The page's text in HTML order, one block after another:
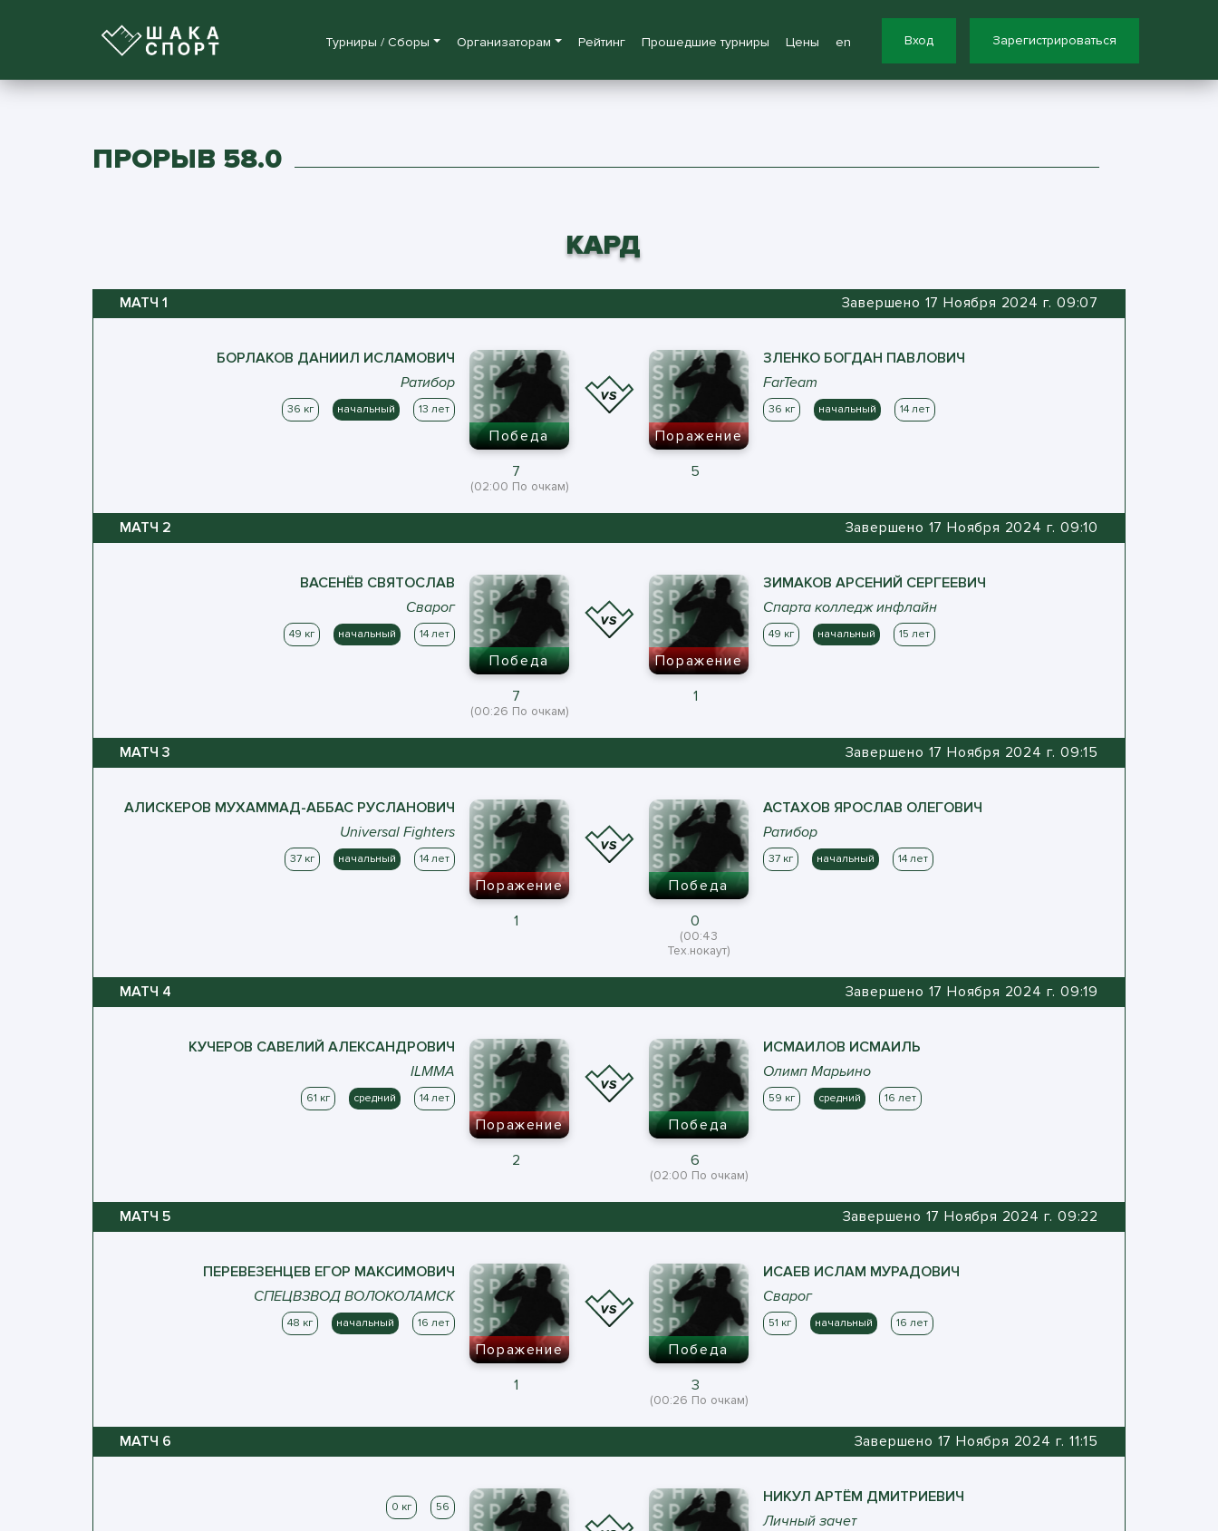
Турниры / Сборы Организаторам Рейтинг Прошедшие турниры Цены en Вход Зарегистрироваться
ПРОРЫВ 58.0
КАРД
МАТЧ 1 Завершено 17 Ноября 2024 г. 09:07
Победа
7
(02:00 По очкам)
БОРЛАКОВ ДАНИИЛ ИСЛАМОВИЧ
Ратибор
36 кг начальный 13 лет
Поражение
5
ЗЛЕНКО БОГДАН ПАВЛОВИЧ
FarTeam
36 кг начальный 14 лет
МАТЧ 2 Завершено 17 Ноября 2024 г. 09:10
Победа
7
(00:26 По очкам)
ВАСЕНЁВ СВЯТОСЛАВ
Сварог
49 кг начальный 14 лет
Поражение
1
ЗИМАКОВ АРСЕНИЙ СЕРГЕЕВИЧ
Спарта колледж инфлайн
49 кг начальный 15 лет
МАТЧ 3 Завершено 17 Ноября 2024 г. 09:15
Поражение
1
АЛИСКЕРОВ МУХАММАД-АББАС РУСЛАНОВИЧ
Universal Fighters
37 кг начальный 14 лет
Победа
0
(00:43
Тех.нокаут)
АСТАХОВ ЯРОСЛАВ ОЛЕГОВИЧ
Ратибор
37 кг начальный 14 лет
МАТЧ 4 Завершено 17 Ноября 2024 г. 09:19
Поражение
2
КУЧЕРОВ САВЕЛИЙ АЛЕКСАНДРОВИЧ
ILMMA
61 кг средний 14 лет
Победа
6
(02:00 По очкам)
ИСМАИЛОВ ИСМАИЛЬ
Олимп Марьино
59 кг средний 16 лет
МАТЧ 5 Завершено 17 Ноября 2024 г. 09:22
Поражение
1
ПЕРЕВЕЗЕНЦЕВ ЕГОР МАКСИМОВИЧ
СПЕЦВЗВОД ВОЛОКОЛАМСК
48 кг начальный 16 лет
Победа
3
(00:26 По очкам)
ИСАЕВ ИСЛАМ МУРАДОВИЧ
Сварог
51 кг начальный 16 лет
МАТЧ 6 Завершено 17 Ноября 2024 г. 11:15
0 кг 56
НИКУЛ АРТЁМ ДМИТРИЕВИЧ
Личный зачет